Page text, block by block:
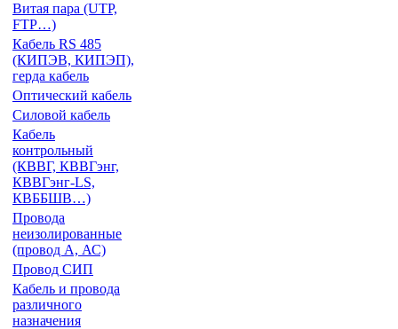
Витая пара (UTP,
FTP…)
Кабель RS 485
(КИПЭВ, КИПЭП),
герда кабель
Оптический кабель
Силовой кабель
Кабель
контрольный
(КВВГ, КВВГэнг,
КВВГэнг-LS,
КВББШВ…)
Провода
неизолированные
(провод А, АС)
Провод СИП
Кабель и провода
различного
назначения